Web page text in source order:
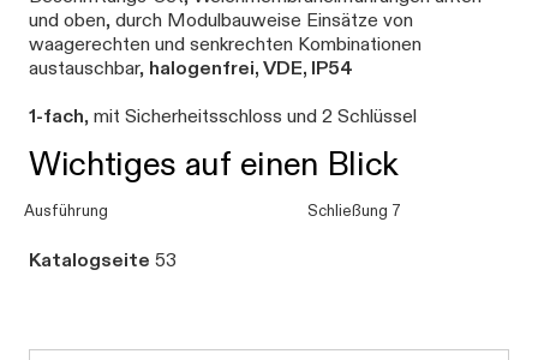
und oben, durch Modulbauweise Einsätze von
waagerechten und senkrechten Kombinationen
austauschbar, halogenfrei, VDE, IP54
1-fach, mit Sicherheitsschloss und 2 Schlüssel
Wichtiges auf einen Blick
Ausführung Schließung 7
Katalogseite 53